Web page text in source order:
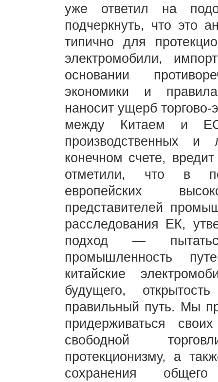
уже ответил на
подчеркнуть, что это
типично для
электромобили,
основании
экономики и
наносит ущерб торгово-
между Китаем и ЕС,
производственных и
конечном счете,
отметили, что в
европейских
представителей
расследования ЕК,
подход —
промышленность
китайские
будущего,
правильный путь. Мы
придерживаться
свободной
протекционизму, а
сохранения